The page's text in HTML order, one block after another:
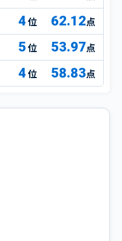
4 62.12点
5 53.97点
4 58.83点